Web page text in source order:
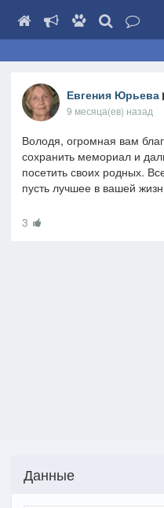
Евгения Юрьева
9 месяца(ев) назад
Володя, огромная вам
сохранить мемориал и
посетить своих родных.
пусть лучшее в вашей
3
Данные